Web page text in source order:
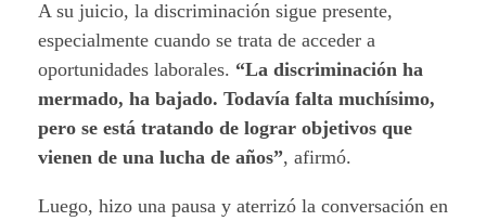
A su juicio, la discriminación sigue presente,
especialmente cuando se trata de acceder a
oportunidades laborales. “La discriminación ha
mermado, ha bajado. Todavía falta muchísimo,
pero se está tratando de lograr objetivos que
vienen de una lucha de años”, afirmó.
Luego, hizo una pausa y aterrizó la conversación en